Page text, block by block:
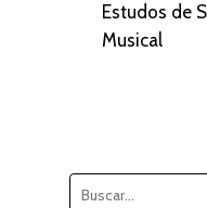
Estudos de
Musical
Pesquisar